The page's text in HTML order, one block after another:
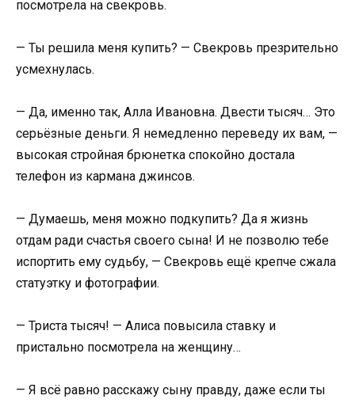
посмотрела на свекровь.
— Ты решила меня купить? — Свекровь презрительно
усмехнулась.
— Да, именно так, Алла Ивановна. Двести тысяч… Это
серьёзные деньги. Я немедленно переведу их вам, —
высокая стройная брюнетка спокойно достала
телефон из кармана джинсов.
— Думаешь, меня можно подкупить? Да я жизнь
отдам ради счастья своего сына! И не позволю тебе
испортить ему судьбу, — Свекровь ещё крепче сжала
статуэтку и фотографии.
— Триста тысяч! — Алиса повысила ставку и
пристально посмотрела на женщину…
— Я всё равно расскажу сыну правду, даже если ты